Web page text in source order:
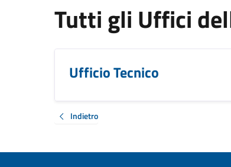
Tutti gli Uffici
Ufficio Tecnico
Indietro